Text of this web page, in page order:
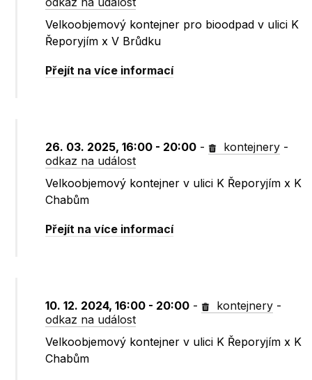
Velkoobjemový kontejner pro bioodpad v ulici K
Řeporyjím x V Brůdku
Přejít na více informací
26. 03. 2025, 16:00 - 20:00 - kontejnery -
odkaz na událost
Velkoobjemový kontejner v ulici K Řeporyjím x K
Chabům
Přejít na více informací
10. 12. 2024, 16:00 - 20:00 - kontejnery -
odkaz na událost
Velkoobjemový kontejner v ulici K Řeporyjím x K
Chabům